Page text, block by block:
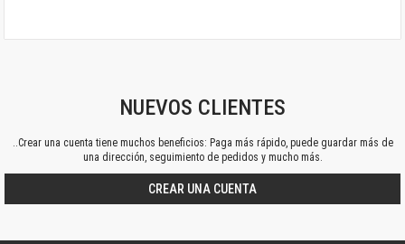
NUEVOS CLIENTES
..Crear una cuenta tiene muchos beneficios: Paga más rápido, puede guardar más de
una dirección, seguimiento de pedidos y mucho más.
CREAR UNA CUENTA